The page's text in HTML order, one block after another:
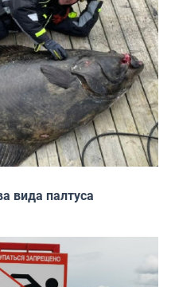
вида палтуса